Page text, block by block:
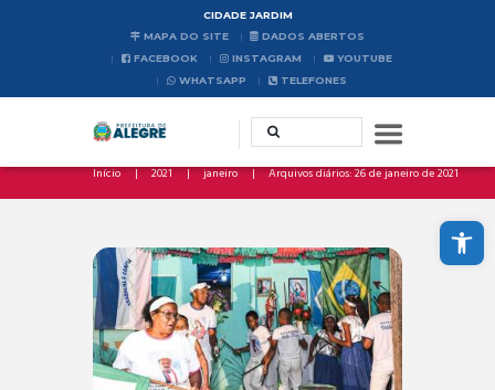
Abrir a barra de ferramentas
CIDADE JARDIM
MAPA DO SITE
DADOS ABERTOS
FACEBOOK
INSTAGRAM
YOUTUBE
WHATSAPP
TELEFONES
Início 2021 janeiro Arquivos diários: 26 de janeiro de 2021